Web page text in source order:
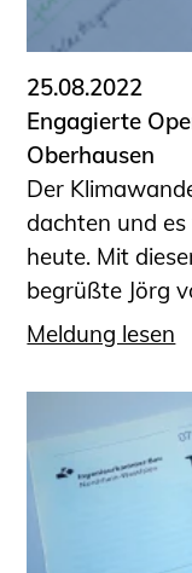
25.08.2022
Engagierte
Oberhausen
Der
dachten und
heute. Mit
begrüßte Jörg
Meldung lesen